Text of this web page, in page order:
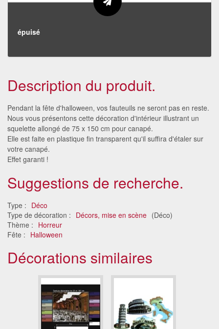
épuisé
Description du produit.
Pendant la fête d'halloween, vos fauteuils ne seront pas en reste.
Nous vous présentons cette décoration d'intérieur illustrant un
squelette allongé de 75 x 150 cm pour canapé.
Elle est faite en plastique fin transparent qu'il suffira d'étaler sur
votre canapé.
Effet garanti !
Suggestions de recherche.
Type : Déco
Type de décoration : Décors, mise en scène (Déco)
Thème : Horreur
Fête : Halloween
Décorations similaires